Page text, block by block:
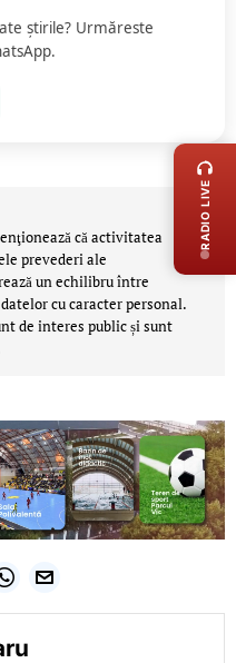
știrile? Urmăreste
că activitatea
prevederi ale
un echilibru între
cu caracter personal.
de interes public și sunt
RADIO LIVE